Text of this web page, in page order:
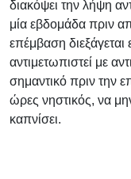
διακόψει την λήψη
μία εβδομάδα πριν
επέμβαση
αντιμετωπιστεί με
σημαντικό πριν την
ώρες νηστικός, να
καπνίσει.